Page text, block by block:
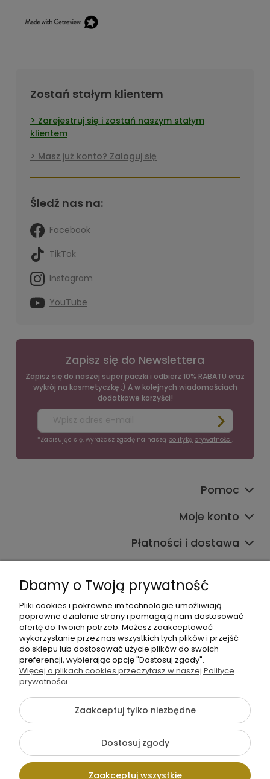
Zostań stałym klientem
Zarejestruj się i zostań naszym stałym
klientem
Masz już konto? Zaloguj się
Śledź nas na:
Facebook
TikTok
Instagram
YouTube
Zapisz się do Newslettera
Zapisz się do naszej super paczki i odbierz 10% RABATU oraz
wykrój na kosmetyczkę :) A w kolejnych wiadomościach
dodatkowe korzyści!
*Zapisując się, wyrażasz zgodę na naszą politykę prywatności.
Pomoc
Moje konto
Płatności i dostawa
+48 605 141 363
{literal}
Pokaż pełną wersję strony
Dbamy o Twoją prywatność
Pliki cookies i pokrewne im technologie umożliwiają
poprawne działanie strony i pomagają nam dostosować
ofertę do Twoich potrzeb. Możesz zaakceptować
wykorzystanie przez nas wszystkich tych plików i przejść
do sklepu lub dostosować użycie plików do swoich
preferencji, wybierając opcję "Dostosuj zgody".
Więcej o plikach cookies przeczytasz w naszej Polityce
prywatności.
Zaakceptuj tylko niezbędne
Dostosuj zgody
Zaakceptuj wszystkie